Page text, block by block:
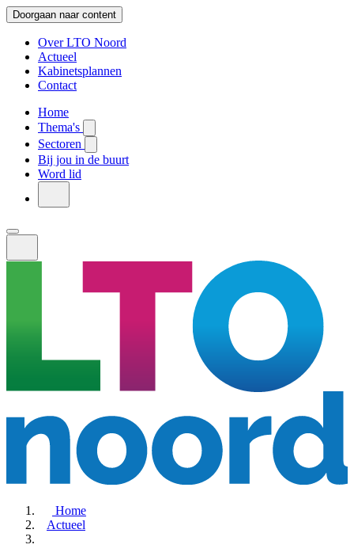
Doorgaan naar content
Over LTO Noord
Actueel
Kabinetsplannen
Contact
Home
Thema's
Sectoren
Bij jou in de buurt
Word lid
Home
Actueel